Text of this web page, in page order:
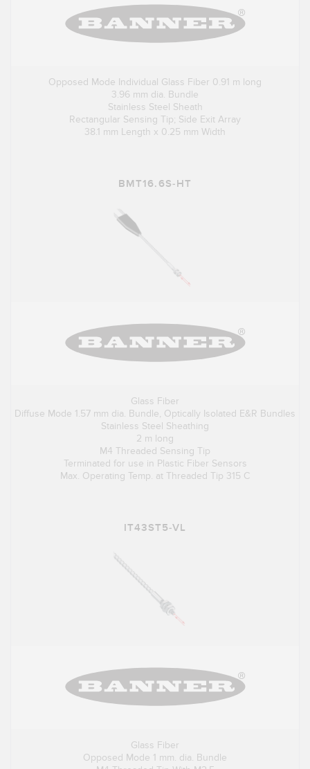
Opposed Mode Individual Glass Fiber 0.91 m long
3.96 mm dia. Bundle
Stainless Steel Sheath
Rectangular Sensing Tip; Side Exit Array
38.1 mm Length x 0.25 mm Width
BMT16.6S-HT
Glass Fiber
Diffuse Mode 1.57 mm dia. Bundle, Optically Isolated E&R Bundles
Stainless Steel Sheathing
2 m long
M4 Threaded Sensing Tip
Terminated for use in Plastic Fiber Sensors
Max. Operating Temp. at Threaded Tip 315 C
IT43ST5-VL
Glass Fiber
Opposed Mode 1 mm. dia. Bundle